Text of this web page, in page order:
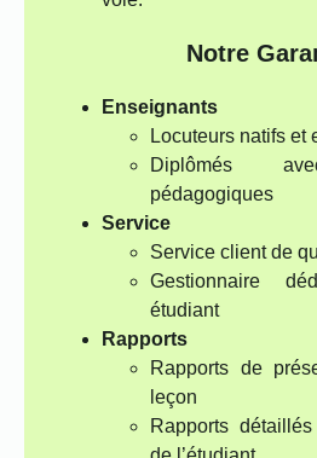
Notre
Enseignants
Locuteurs natifs et
Diplômés
pédagogiques
Service
Service client de
Gestionnaire
étudiant
Rapports
Rapports de
leçon
Rapports